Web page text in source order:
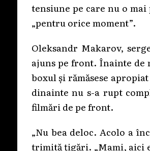
tensiune pe care nu o
„pentru orice moment”.
Oleksandr Makarov,
ajuns pe front. Înainte de
boxul și rămăsese
dinainte nu s-a rupt
filmări de pe front.
„Nu bea deloc. Acolo a
trimită țigări. „Mami, aici